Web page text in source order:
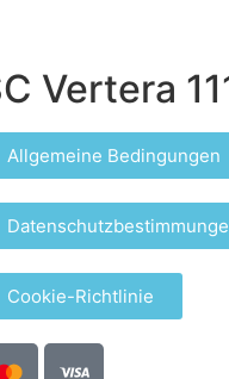
Vertera
Allgemeine Bedingungen
Cookie-Richtlinie